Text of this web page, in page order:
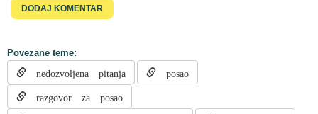
Povezane teme:
nedozvoljena pitanja posao
razgovor za posao